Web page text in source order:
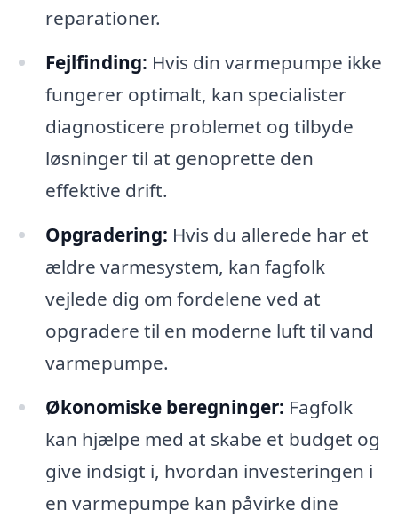
reparationer.
Fejlfinding: Hvis din varmepumpe ikke
fungerer optimalt, kan specialister
diagnosticere problemet og tilbyde
løsninger til at genoprette den
effektive drift.
Opgradering: Hvis du allerede har et
ældre varmesystem, kan fagfolk
vejlede dig om fordelene ved at
opgradere til en moderne luft til vand
varmepumpe.
Økonomiske beregninger: Fagfolk
kan hjælpe med at skabe et budget og
give indsigt i, hvordan investeringen i
en varmepumpe kan påvirke dine